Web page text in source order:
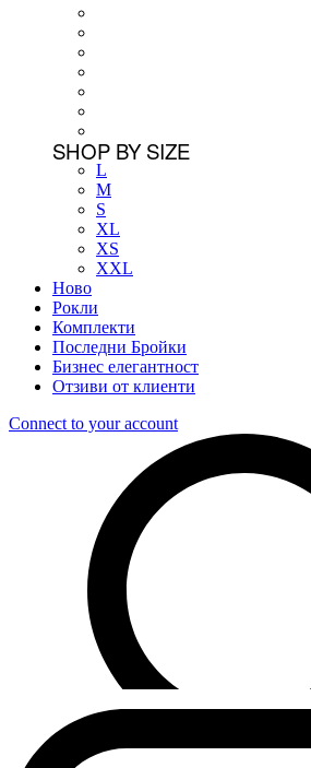
SHOP BY SIZE
L
M
S
XL
XS
XXL
Ново
Рокли
Комплекти
Последни Бройки
Бизнес елегантност
Отзиви от клиенти
Connect to your account